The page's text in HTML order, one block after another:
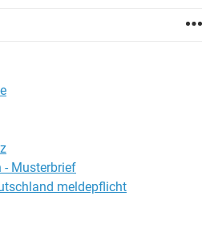
- Musterbrief
meldepflicht